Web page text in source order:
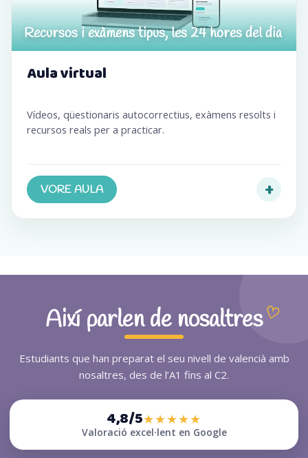
Recursos i exàmens tipus, les 24 hores del dia
Aula virtual
Vídeos, qüestionaris autocorrectius, exàmens resolts i
recursos reals per a practicar.
VORE AULA
(s’obri en una pestanya nova) +
Així parlen de nosaltres
Estudiants que han preparat el seu nivell de valencià amb
nosaltres, des de l’A1 fins al C2.
4,8/5★★★★★
Valoració excel·lent en Google